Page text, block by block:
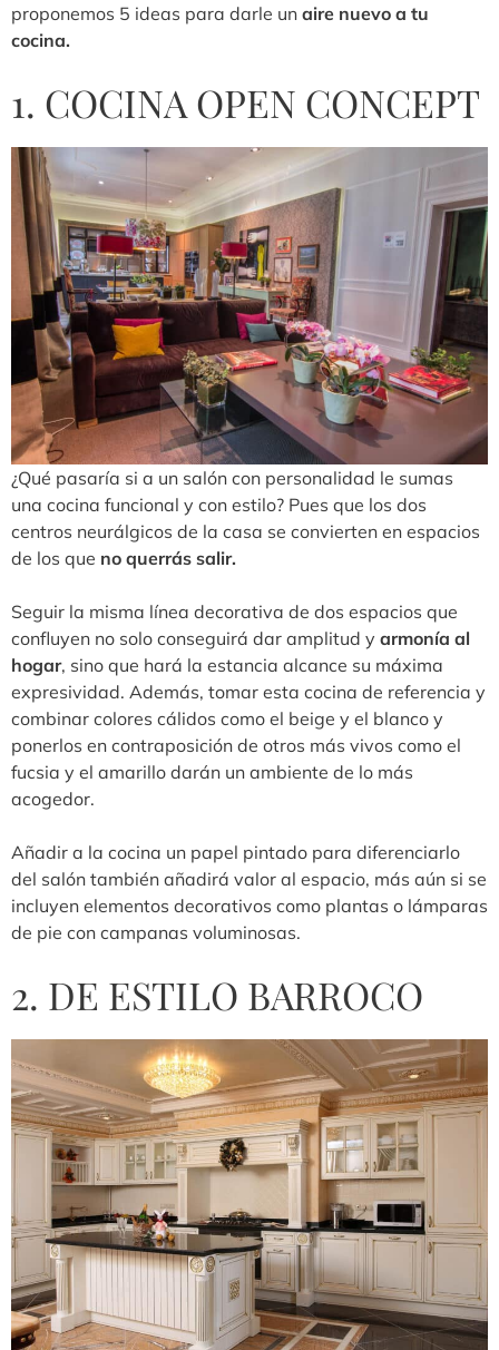
proponemos 5 ideas para darle un aire nuevo a tu
cocina.
1. COCINA OPEN CONCEPT
¿Qué pasaría si a un salón con personalidad le sumas
una cocina funcional y con estilo? Pues que los dos
centros neurálgicos de la casa se convierten en espacios
de los que no querrás salir.
Seguir la misma línea decorativa de dos espacios que
confluyen no solo conseguirá dar amplitud y armonía al
hogar, sino que hará la estancia alcance su máxima
expresividad. Además, tomar esta cocina de referencia y
combinar colores cálidos como el beige y el blanco y
ponerlos en contraposición de otros más vivos como el
fucsia y el amarillo darán un ambiente de lo más
acogedor.
Añadir a la cocina un papel pintado para diferenciarlo
del salón también añadirá valor al espacio, más aún si se
incluyen elementos decorativos como plantas o lámparas
de pie con campanas voluminosas.
2. DE ESTILO BARROCO